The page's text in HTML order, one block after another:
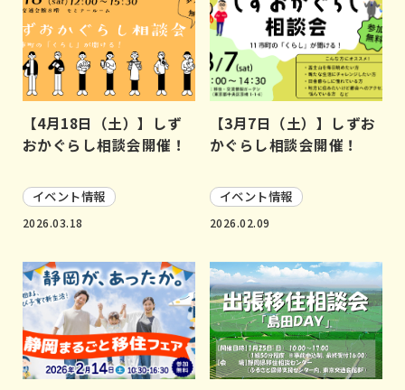
【4月18日（土）】しず
おかぐらし相談会開催！
イベント情報
2026.03.18
【3月7日（土）】しずお
かぐらし相談会開催！
イベント情報
2026.02.09